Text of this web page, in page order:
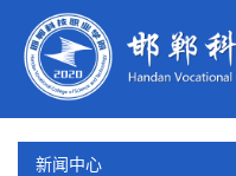
新闻中心